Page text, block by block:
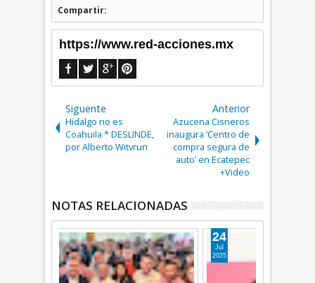
Compartir:
https://www.red-acciones.mx
Siguente
Hidalgo no es
Coahuila * DESLINDE,
por Alberto Witvrun
Anterior
Azucena Cisneros
inaugura ‘Centro de
compra segura de
auto’ en Ecatepec
+Video
NOTAS RELACIONADAS
24
Jul
2025